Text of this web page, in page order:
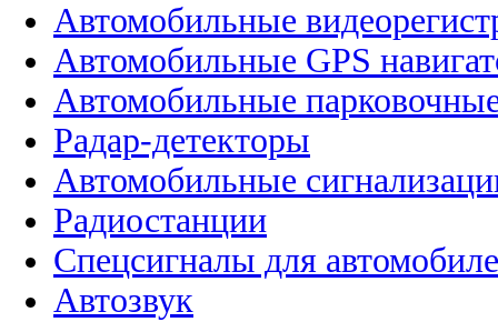
Автомобильные
Автомобильные GPS
Автомобильные
Радар-детекторы
Автомобильные
Радиостанции
Спецсигналы для
Автозвук